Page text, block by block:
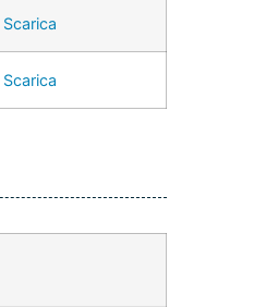
Scarica
Scarica